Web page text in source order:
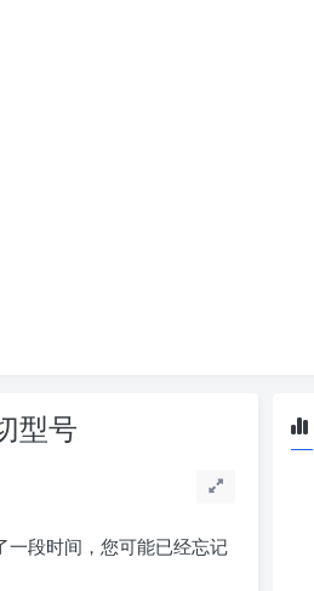
型号
一段时间，您可能已经忘记